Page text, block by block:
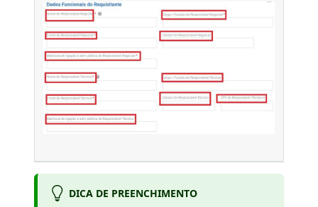
DICA DE PREENCHIMENTO